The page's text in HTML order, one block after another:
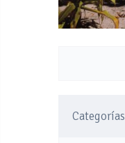
Categorías